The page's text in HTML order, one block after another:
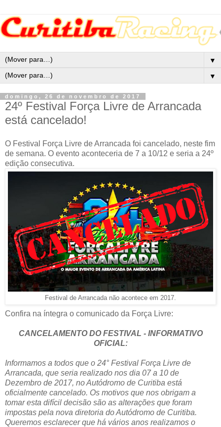
▼
▼
domingo, 26 de novembro de 2017
24º Festival Força Livre de Arrancada
está cancelado!
O Festival Força Livre de Arrancada foi cancelado, neste fim
de semana. O evento aconteceria de 7 a 10/12 e seria a 24º
edição consecutiva.
Festival de Arrancada não acontece em 2017.
Confira na íntegra o comunicado da Força Livre:
CANCELAMENTO DO FESTIVAL - INFORMATIVO
OFICIAL:
Informamos a todos que o 24° Festival Força Livre de
Arrancada, que seria realizado nos dia 07 a 10 de
Dezembro de 2017, no Autódromo de Curitiba está
oficialmente cancelado. Os motivos que nos obrigam a
tomar esta difícil decisão são as alterações que foram
impostas pela nova diretoria do Autódromo de Curitiba.
Queremos esclarecer que há vários anos realizamos o